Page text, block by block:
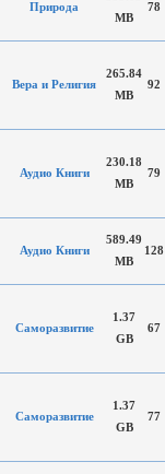
Природа
MB
78
Вера и Религия
265.84
MB
92
Аудио Книги
230.18
MB
79
Аудио Книги
589.49
MB
128
Саморазвитие
1.37
GB
67
Саморазвитие
1.37
GB
77